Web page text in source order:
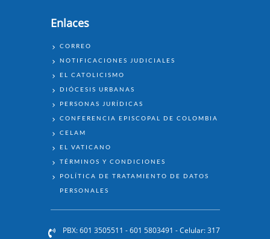
Enlaces
ENLACES
CORREO
NOTIFICACIONES JUDICIALES
EL CATOLICISMO
DIÓCESIS URBANAS
PERSONAS JURÍDICAS
CONFERENCIA EPISCOPAL DE COLOMBIA
CELAM
EL VATICANO
TÉRMINOS Y CONDICIONES
POLÍTICA DE TRATAMIENTO DE DATOS
PERSONALES
PBX: 601 3505511 - 601 5803491 - Celular: 317